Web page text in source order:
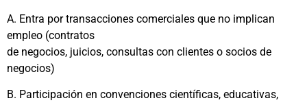
A. Entra por transacciones comerciales que no implican
empleo (contratos
de negocios, juicios, consultas con clientes o socios de
negocios)
B. Participación en convenciones científicas, educativas,